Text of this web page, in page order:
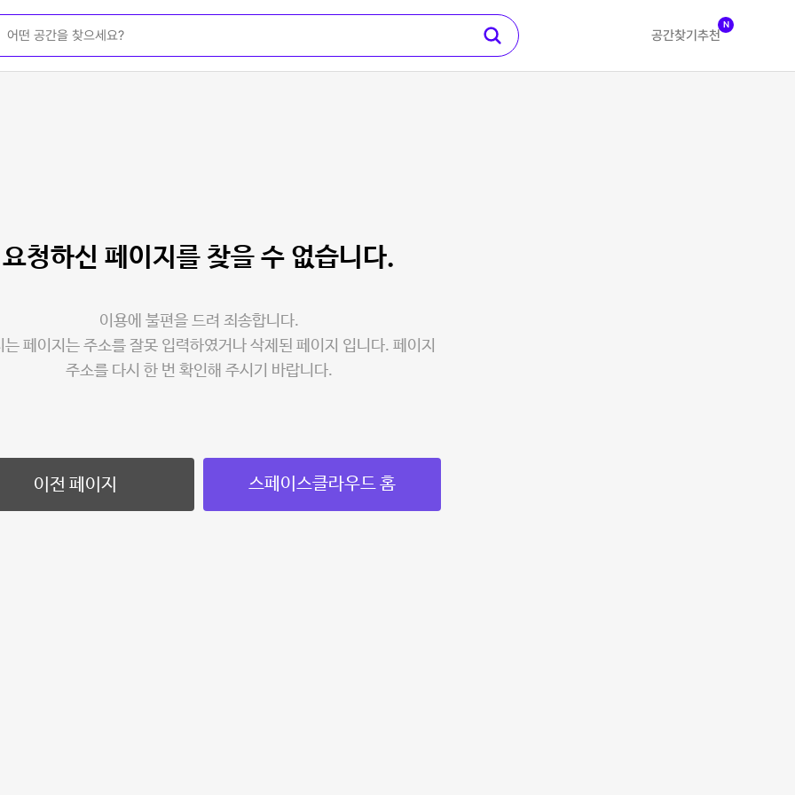
공간찾기 추천
N
요청하신 페이지를 찾을 수 없습니다.
이용에 불편을 드려 죄송합니다.
는 페이지는 주소를 잘못 입력하였거나 삭제된 페이지 입니다. 페이지
주소를 다시 한 번 확인해 주시기 바랍니다.
이전 페이지 스페이스클라우드 홈